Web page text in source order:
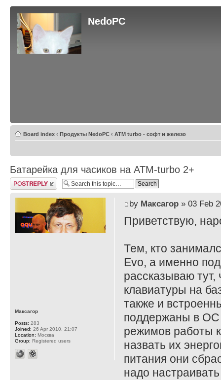
NedoPC
Board index ‹ Продукты NedoPC ‹ ATM turbo - софт и железо
Батарейка для часиков на ATM-turbo 2+
Post a reply
by Максагор» 03 Feb
Приветствую,
Тем, кто
Evo, а именно
рассказываю
клавиатуры на
также и
поддержаны в ОС
режимов работы
назвать их
питания они
надо
Максагор
Posts: 283
Joined: 26 Apr 2010, 21:07
Location: Москва
Group: Registered users